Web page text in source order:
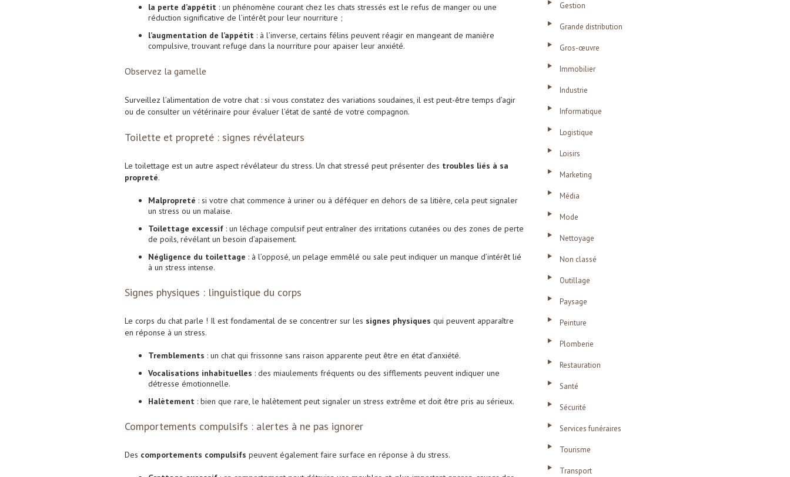
la perte d’appétit : un phénomène courant chez les chats stressés est le refus de manger ou une
réduction significative de l’intérêt pour leur nourriture ;
l’augmentation de l’appétit : à l’inverse, certains félins peuvent réagir en mangeant de manière
compulsive, trouvant refuge dans la nourriture pour apaiser leur anxiété.
Observez la gamelle
Surveillez l’alimentation de votre chat : si vous constatez des variations soudaines, il est peut-être temps d’agir
ou de consulter un vétérinaire pour évaluer l’état de santé de votre compagnon.
Toilette et propreté : signes révélateurs
Le toilettage est un autre aspect révélateur du stress. Un chat stressé peut présenter des troubles liés à sa
propreté.
Malpropreté : si votre chat commence à uriner ou à déféquer en dehors de sa litière, cela peut signaler
un stress ou un malaise.
Toilettage excessif : un léchage compulsif peut entraîner des irritations cutanées ou des zones de perte
de poils, révélant un besoin d’apaisement.
Négligence du toilettage : à l’opposé, un pelage emmêlé ou sale peut indiquer un manque d’intérêt lié
à un stress intense.
Signes physiques : linguistique du corps
Le corps du chat parle ! Il est fondamental de se concentrer sur les signes physiques qui peuvent apparaître
en réponse à un stress.
Tremblements : un chat qui frissonne sans raison apparente peut être en état d’anxiété.
Vocalisations inhabituelles : des miaulements fréquents ou des sifflements peuvent indiquer une
détresse émotionnelle.
Halètement : bien que rare, le halètement peut signaler un stress extrême et doit être pris au sérieux.
Comportements compulsifs : alertes à ne pas ignorer
Des comportements compulsifs peuvent également faire surface en réponse à du stress.
Gestion
Grande distribution
Gros-œuvre
Immobilier
Industrie
Informatique
Logistique
Loisirs
Marketing
Média
Mode
Nettoyage
Non classé
Outillage
Paysage
Peinture
Plomberie
Restauration
Santé
Sécurité
Services funéraires
Tourisme
Transport